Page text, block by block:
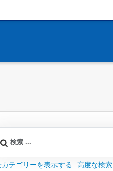
カテゴリーを表示する 高度な検索